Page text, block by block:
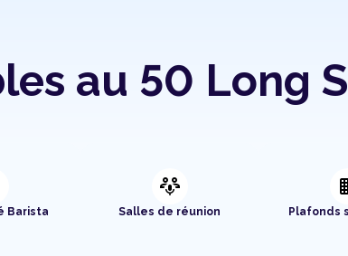
au 50 Long
Barista
adaptive_audio_mic
Salles de réunion Plafonds